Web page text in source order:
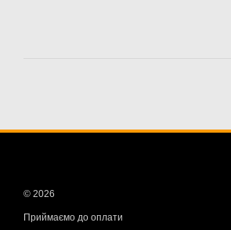
© 2026
Приймаємо до оплати